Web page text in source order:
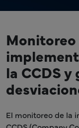
Monitoreo
la CCDS
El monitoreo de la